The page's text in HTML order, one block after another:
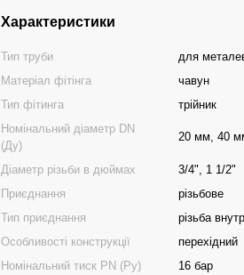
Характеристики
Тип труби
для
Матеріал фітінга
чавун
Тип фітинга
трійник
Номінальний діаметр DN
(Ду)
20 мм, 40
Діаметр різьби в дюймах
3/4", 1 1/2"
Приєднання
різьбове
Тип приєднання
різьба
Особливості конструкції
перехідний
Номінальний тиск PN (Ру)
16 бар